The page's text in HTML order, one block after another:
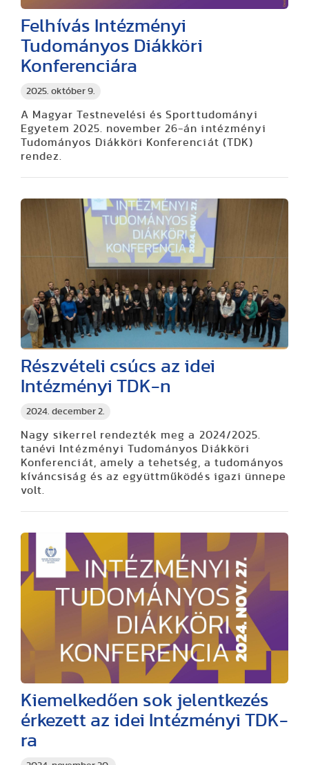
2025. október 9.
Felhívás Intézményi
Tudományos Diákköri
Konferenciára
A Magyar Testnevelési és Sporttudományi
Egyetem 2025. november 26-án intézményi
Tudományos Diákköri Konferenciát (TDK)
rendez.
2024. december 2.
Részvételi csúcs az idei
Intézményi TDK-n
Nagy sikerrel rendezték meg a 2024/2025.
tanévi Intézményi Tudományos Diákköri
Konferenciát, amely a tehetség, a tudományos
kíváncsiság és az együttműködés igazi ünnepe
volt.
Kiemelkedően sok jelentkezés
érkezett az idei Intézményi TDK-
ra